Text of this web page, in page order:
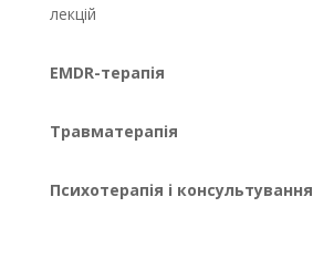
лекцій
EMDR-терапія
Травматерапія
Психотерапія і консультування